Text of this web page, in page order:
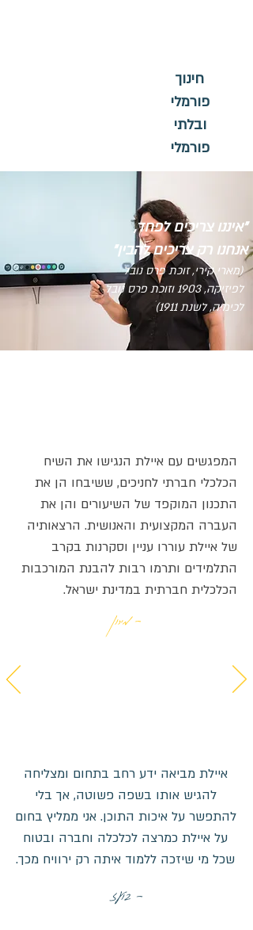
חינוך
פורמלי
ובלתי
פורמלי
"איננו צריכים לפחד,
אנחנו רק צריכים להבין"
(מארי קירי, זוכת פרס נובל
לפיזיקה, 1903 וזוכת פרס נובל
לכימיה, לשנת 1911)
המפגשים עם איילת הנגישו את השיח
הכלכלי חברתי לחניכים, ששיבחו הן את
התכנון המוקפד של השיעורים והן את
העברה המקצועית והאנושית. הרצאותיה
של איילת עוררו עניין וסקרנות בקרב
התלמידים ותרמו רבות להבנת המורכבות
הכלכלית חברתית במדינת ישראל.
- מירון
איילת מביאה ידע רחב בתחום ומצליחה
להגיש אותו בשפה פשוטה, אך בלי
להתפשר על איכות התוכן. אני ממליץ בחום
על איילת כמרצה לכלכלה וחברה ובטוח
שכל מי שיזכה ללמוד איתה רק ירוויח מכך.
- בועז